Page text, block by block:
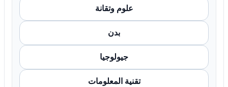
علوم وتقانة
بدن
جيولوجيا
تقنية المعلومات